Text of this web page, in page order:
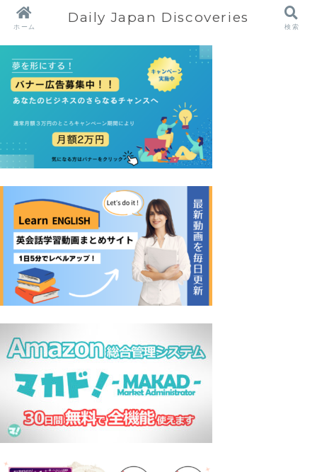
ホーム
Daily Japan Discoveries
検索